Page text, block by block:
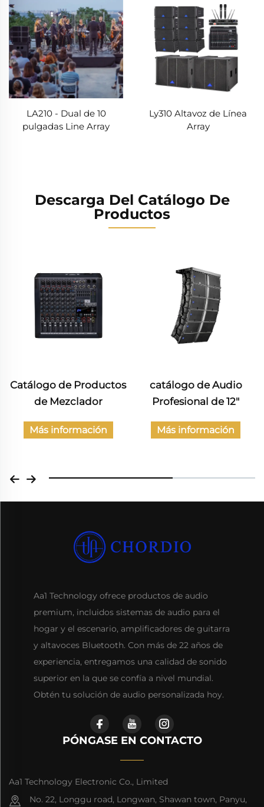
LA210 - Dual de 10
pulgadas Line Array
Ly310 Altavoz de Línea
Array
Descarga Del Catálogo De
Productos
Catálogo de Productos
de Mezclador
Más información
catálogo de Audio
Profesional de 12"
Más información
Aa1 Technology ofrece productos de audio
premium, incluidos sistemas de audio para el
hogar y el escenario, amplificadores de guitarra
y altavoces Bluetooth. Con más de 22 años de
experiencia, entregamos una calidad de sonido
superior en la que se confía a nivel mundial.
Obtén tu solución de audio personalizada hoy.
PÓNGASE EN CONTACTO
Aa1 Technology Electronic Co., Limited
No. 22, Longgu road, Longwan, Shawan town, Panyu,